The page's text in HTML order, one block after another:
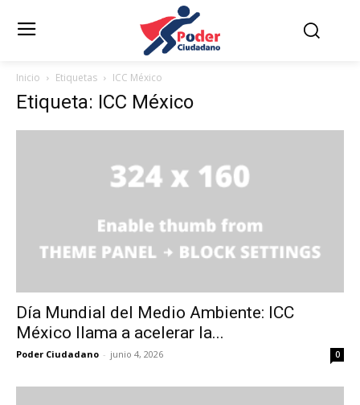
Inicio Etiquetas ICC México
Etiqueta: ICC México
Día Mundial del Medio Ambiente: ICC
México llama a acelerar la...
Poder Ciudadano - junio 4, 2026 0